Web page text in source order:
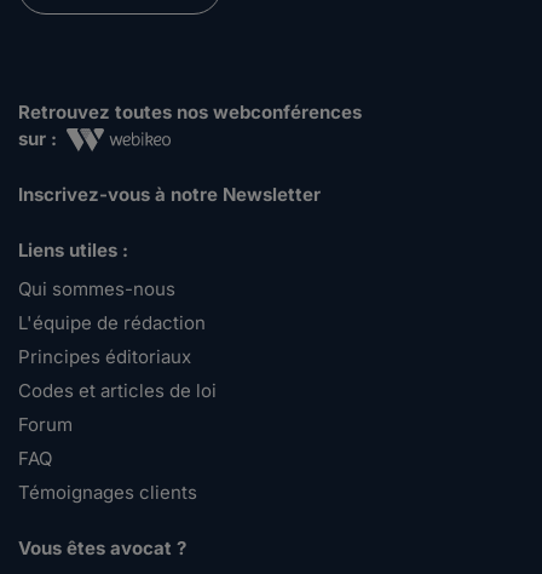
Retrouvez toutes nos webconférences
sur :
Inscrivez-vous à notre Newsletter
Liens utiles :
Qui sommes-nous
L'équipe de rédaction
Principes éditoriaux
Codes et articles de loi
Forum
FAQ
Témoignages clients
Vous êtes avocat ?